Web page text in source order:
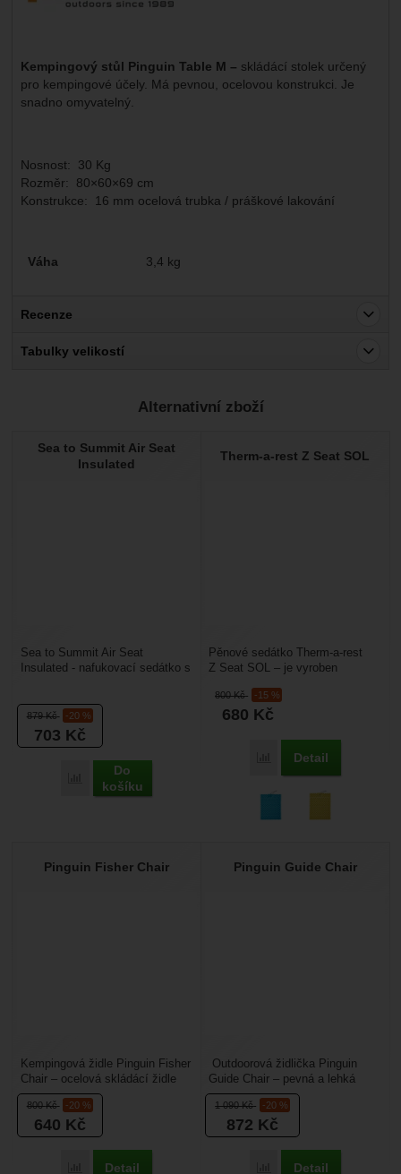
Kempingový stůl Pinguin Table M – skládácí stolek určený
pro kempingové účely. Má pevnou, ocelovou konstrukci. Je
snadno omyvatelný.
Nosnost: 30 Kg
Rozměr: 80×60×69 cm
Konstrukce: 16 mm ocelová trubka / práškové lakování
Parametry
Váha 3,4 kg
Recenze
Nebyla přidána žádná recenze.
Tabulky velikostí
Alternativní zboží
Sea to Summit Air Seat
Insulated
879Kč -20 %
703 Kč
Porovnat
Do
košíku
Sea to Summit Air Seat
Insulated - nafukovací sedátko s
Therm-a-rest Z Seat SOL
800Kč -15 %
680 Kč
Porovnat
Detail
Pěnové sedátko Therm-a-rest
Z Seat SOL – je vyroben
nízkou váhou a vysokou...
Pinguin Fisher Chair
800Kč -20 %
640 Kč
Porovnat
Detail
Kempingová židle Pinguin Fisher
Chair – ocelová skládácí židle
potažená polyesterem. Nosnost
je až 120 kg,...
Pinguin Guide Chair
1 090Kč -20 %
872 Kč
Porovnat
Detail
Outdoorová židlička Pinguin
Guide Chair – pevná a lehká
kempingová židlička s ocelovou
konstrukcí. Rozměry:...